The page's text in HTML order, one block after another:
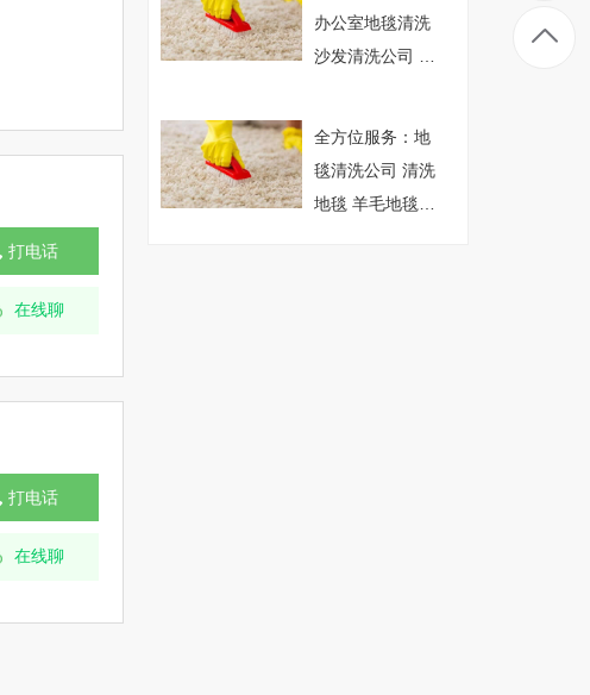
打电话
在线聊
打电话
在线聊
办公室地毯清洗
沙发清洗公司 专
全方位服务：地
毯清洗公司 清洗
地毯 羊毛地毯清